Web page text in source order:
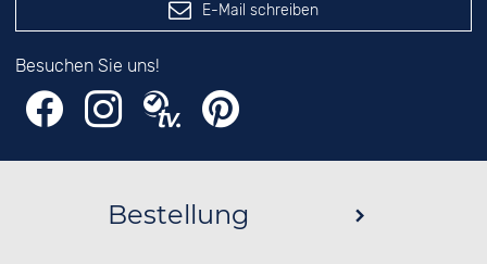
E-Mail schreiben
Besuchen Sie uns!
Bestellung